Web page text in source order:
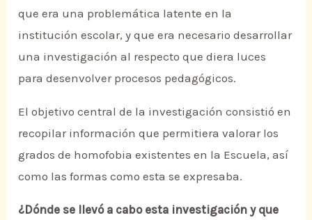
que era una problemática latente en la
institución escolar, y que era necesario desarrollar
una investigación al respecto que diera luces
para desenvolver procesos pedagógicos.
El objetivo central de la investigación consistió en
recopilar información que permitiera valorar los
grados de homofobia existentes en la Escuela, así
como las formas como esta se expresaba.
¿Dónde se llevó a cabo esta investigación y que